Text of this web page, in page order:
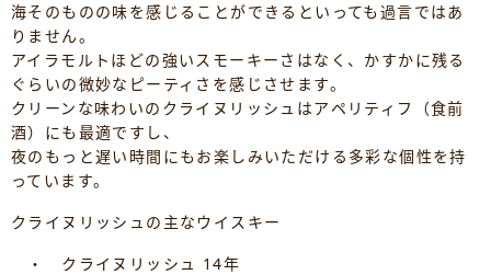
海そのものの味を感じることができるといっても過言ではあ
りません。
アイラモルトほどの強いスモーキーさはなく、かすかに残る
ぐらいの微妙なピーティさを感じさせます。
クリーンな味わいのクライヌリッシュはアペリティフ（食前
酒）にも最適ですし、
夜のもっと遅い時間にもお楽しみいただける多彩な個性を持
っています。
クライヌリッシュの主なウイスキー
・ クライヌリッシュ 14年